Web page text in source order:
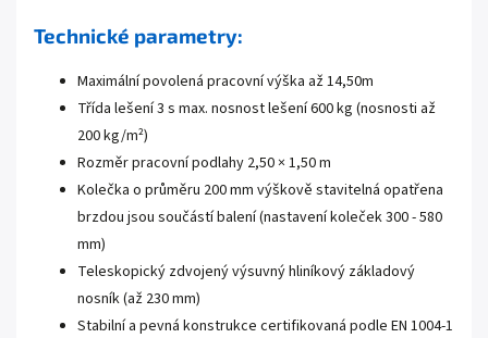
Technické parametry:
Maximální povolená pracovní výška až 14,50m
Třída lešení 3 s max. nosnost lešení 600 kg (nosnosti až
200 kg/m²)
Rozměr pracovní podlahy 2,50 × 1,50 m
Kolečka o průměru 200 mm výškově stavitelná opatřena
brzdou jsou součástí balení (nastavení koleček 300 - 580
mm)
Teleskopický zdvojený výsuvný hliníkový základový
nosník (až 230 mm)
Stabilní a pevná konstrukce certifikovaná podle EN 1004-1